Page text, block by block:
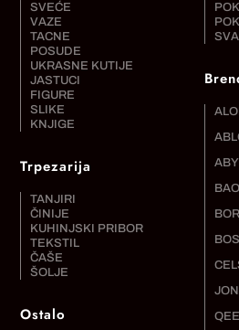
SVEĆE
VAZE
TACNE
POSUDE
UKRASNE KUTIJE
JASTUCI
FIGURE
SLIKE
KNJIGE
Trpezarija
TANJIRI
ČINIJE
KUHINJSKI PRIBOR
TEKSTIL
ČAŠE
ŠOLJE
Ostalo